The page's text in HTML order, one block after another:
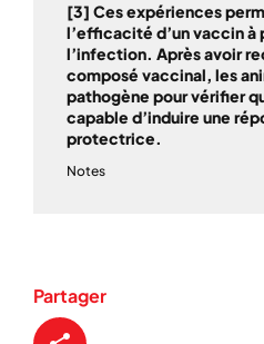
[3] Ces expériences
l’efficacité d’un vaccin à
l’infection. Après avoir
composé vaccinal, les
pathogène pour vérifier
capable d’induire une
protectrice.
Notes
Partager